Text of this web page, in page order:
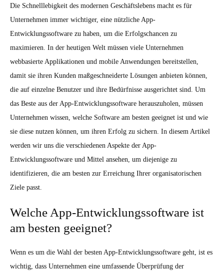
Die Schnelllebigkeit des modernen Geschäftslebens macht es für
Unternehmen immer wichtiger, eine nützliche App-
Entwicklungssoftware zu haben, um die Erfolgschancen zu
maximieren. In der heutigen Welt müssen viele Unternehmen
webbasierte Applikationen und mobile Anwendungen bereitstellen,
damit sie ihren Kunden maßgeschneiderte Lösungen anbieten können,
die auf einzelne Benutzer und ihre Bedürfnisse ausgerichtet sind. Um
das Beste aus der App-Entwicklungssoftware herauszuholen, müssen
Unternehmen wissen, welche Software am besten geeignet ist und wie
sie diese nutzen können, um ihren Erfolg zu sichern. In diesem Artikel
werden wir uns die verschiedenen Aspekte der App-
Entwicklungssoftware und Mittel ansehen, um diejenige zu
identifizieren, die am besten zur Erreichung Ihrer organisatorischen
Ziele passt.
Welche App-Entwicklungssoftware ist
am besten geeignet?
Wenn es um die Wahl der besten App-Entwicklungssoftware geht, ist es
wichtig, dass Unternehmen eine umfassende Überprüfung der